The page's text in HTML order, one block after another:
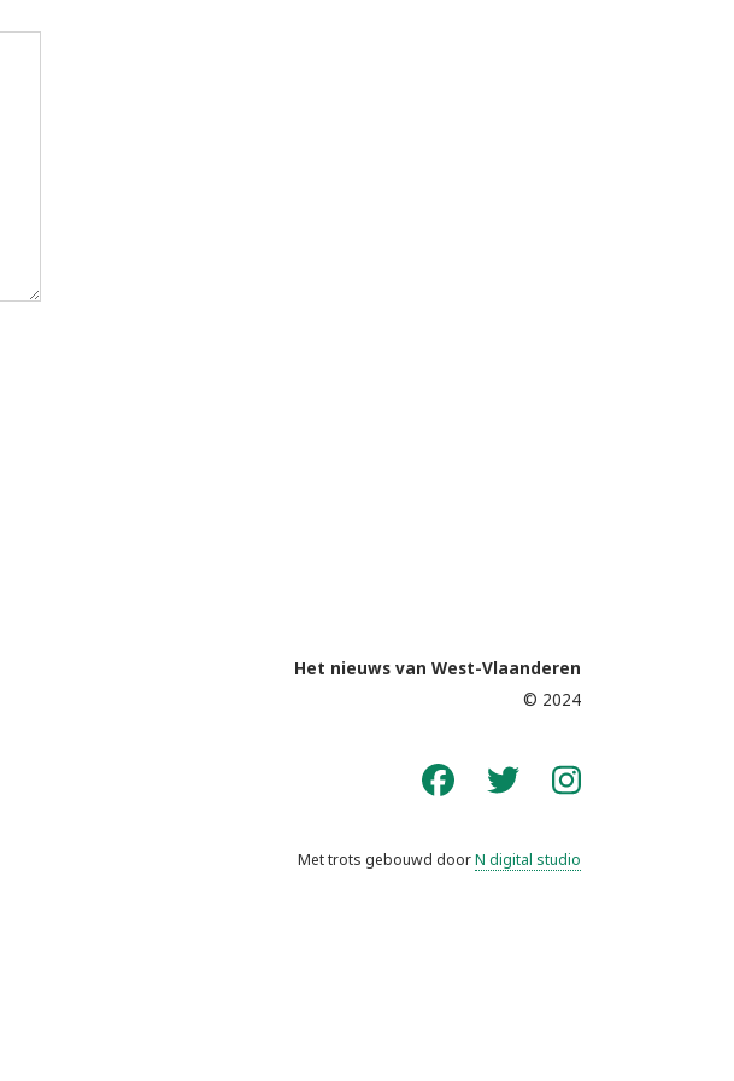
Het nieuws van West-Vlaanderen
© 2024
Met trots gebouwd doorN digital studio